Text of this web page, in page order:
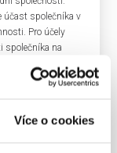
Více o cookies
účast společníka v
Pro účely
společníka na
nakládattak, jak
každá
dění